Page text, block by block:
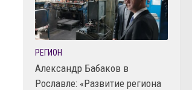
РЕГИОН
Александр Бабаков в
Рославле: «Развитие региона